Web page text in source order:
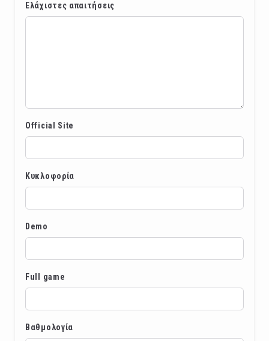
Ελάχιστες απαιτήσεις
Official Site
Κυκλοφορία
Demo
Full game
Βαθμολογία